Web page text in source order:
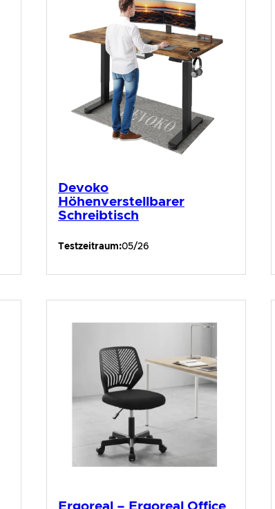
Devoko
Höhenverstellbarer
Schreibtisch
Testzeitraum:05/26